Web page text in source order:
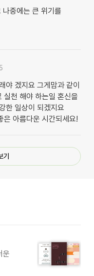
중에는 큰 위기를
야 겠지요 그게맘과 같이
실천 해야 하는일 혼신을
한 일상이 되겠지요
은 아름다운 시간되세요!
기
운